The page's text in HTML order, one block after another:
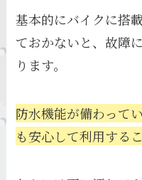
基本的にバイクに搭
ておかないと、故障
ります。
防水機能が備わって
も安心して利用する